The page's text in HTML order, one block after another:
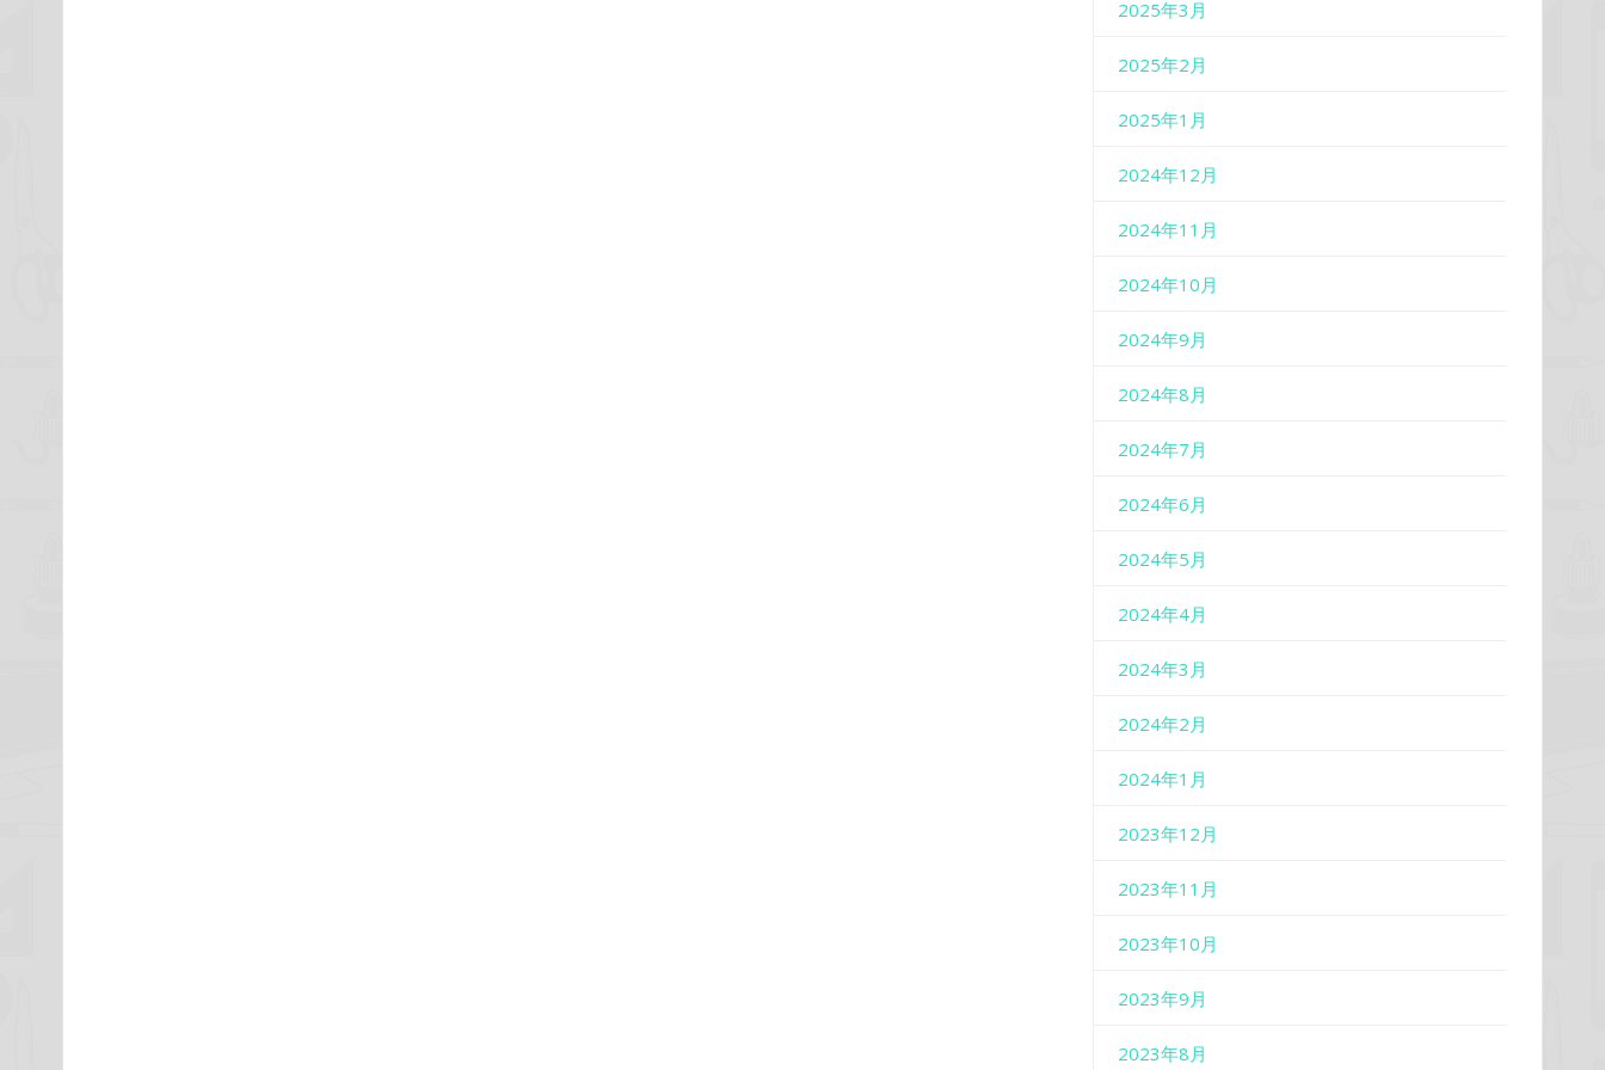
2025年3月
2025年2月
2025年1月
2024年12月
2024年11月
2024年10月
2024年9月
2024年8月
2024年7月
2024年6月
2024年5月
2024年4月
2024年3月
2024年2月
2024年1月
2023年12月
2023年11月
2023年10月
2023年9月
2023年8月